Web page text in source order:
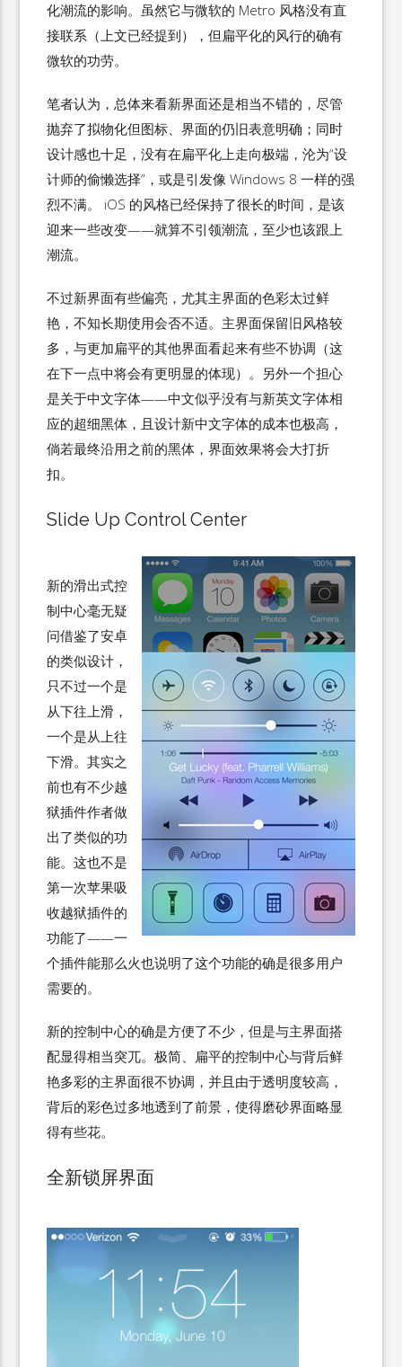
化潮流的影响。虽然它与微软的 Metro 风格没有直
接联系（上文已经提到），但扁平化的风行的确有
微软的功劳。
笔者认为，总体来看新界面还是相当不错的，尽管
抛弃了拟物化但图标、界面的仍旧表意明确；同时
设计感也十足，没有在扁平化上走向极端，沦为“设
计师的偷懒选择”，或是引发像 Windows 8 一样的强
烈不满。 iOS 的风格已经保持了很长的时间，是该
迎来一些改变——就算不引领潮流，至少也该跟上
潮流。
不过新界面有些偏亮，尤其主界面的色彩太过鲜
艳，不知长期使用会否不适。主界面保留旧风格较
多，与更加扁平的其他界面看起来有些不协调（这
在下一点中将会有更明显的体现）。另外一个担心
是关于中文字体——中文似乎没有与新英文字体相
应的超细黑体，且设计新中文字体的成本也极高，
倘若最终沿用之前的黑体，界面效果将会大打折
扣。
Slide Up Control Center
新的滑出式控
制中心毫无疑
问借鉴了安卓
的类似设计，
只不过一个是
从下往上滑，
一个是从上往
下滑。其实之
前也有不少越
狱插件作者做
出了类似的功
能。这也不是
第一次苹果吸
收越狱插件的
功能了——一
个插件能那么火也说明了这个功能的确是很多用户
需要的。
新的控制中心的确是方便了不少，但是与主界面搭
配显得相当突兀。极简、扁平的控制中心与背后鲜
艳多彩的主界面很不协调，并且由于透明度较高，
背后的彩色过多地透到了前景，使得磨砂界面略显
得有些花。
全新锁屏界面